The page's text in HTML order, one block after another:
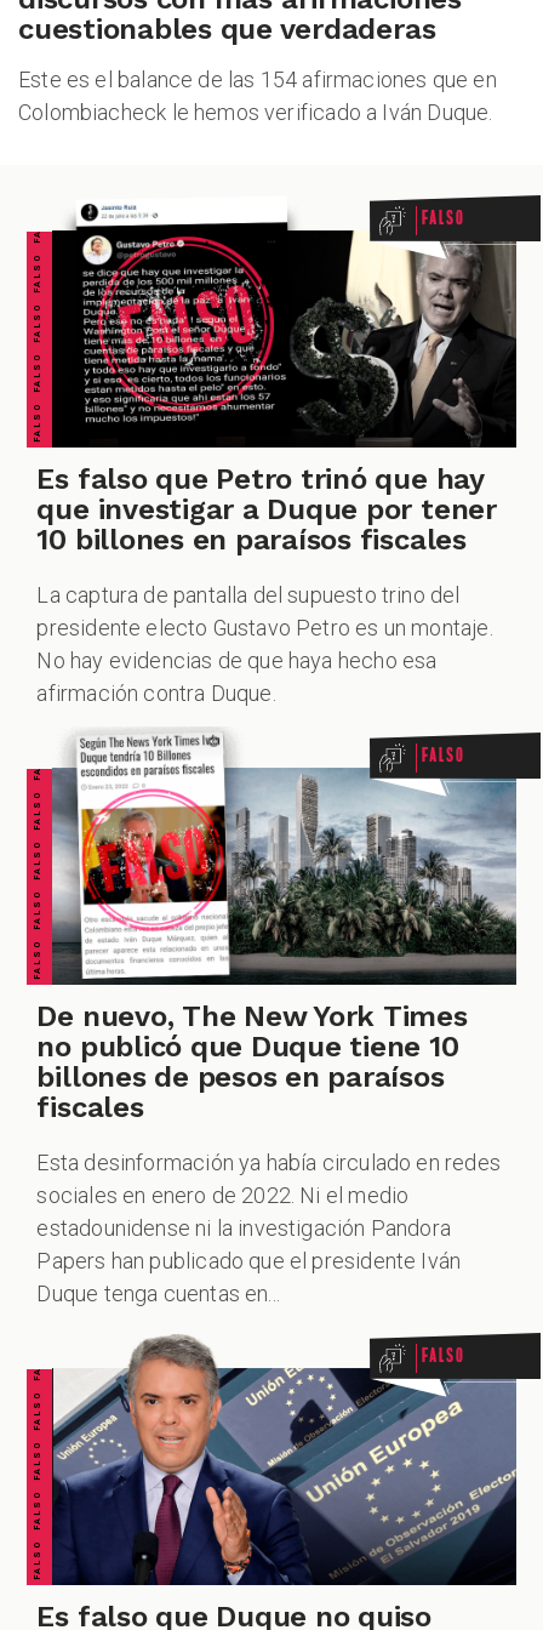
cuestionables que verdaderas
Este es el balance de las 154 afirmaciones que en
Colombiacheck le hemos verificado a Iván Duque.
FALSO FALSO FALSO FALSO FALSO FALSO FALSO Falso
Es falso que Petro trinó que hay
que investigar a Duque por tener
10 billones en paraísos fiscales
La captura de pantalla del supuesto trino del
presidente electo Gustavo Petro es un montaje.
No hay evidencias de que haya hecho esa
afirmación contra Duque.
FALSO FALSO FALSO FALSO FALSO FALSO FALSO Falso
De nuevo, The New York Times
no publicó que Duque tiene 10
billones de pesos en paraísos
fiscales
Esta desinformación ya había circulado en redes
sociales en enero de 2022. Ni el medio
estadounidense ni la investigación Pandora
Papers han publicado que el presidente Iván
Duque tenga cuentas en...
FALSO FALSO FALSO FALSO FALSO FALSO FALSO Falso
Es falso que Duque no quiso